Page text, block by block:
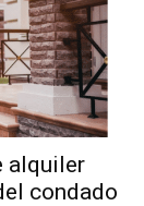
alquiler
condado